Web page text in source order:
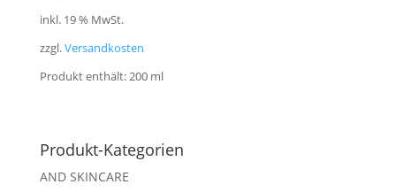
inkl. 19 % MwSt.
zzgl.Versandkosten
Produkt enthält: 200 ml
Produkt-Kategorien
AND SKINCARE